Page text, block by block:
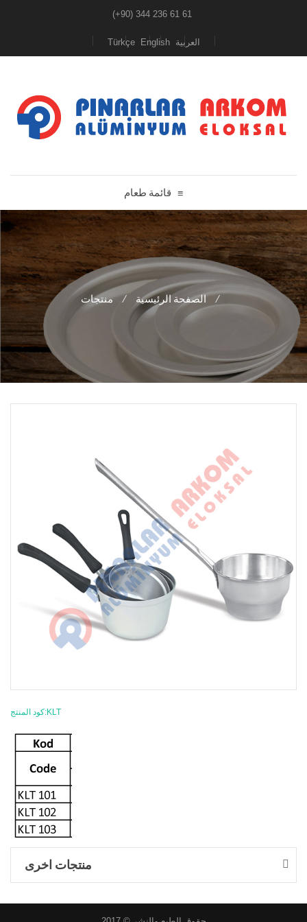
(+90) 344 236 61 61
Türkçe English العربية
≡
الصفحة الرئيسية / منتجات /
كود المنتج:KLT
منتجات اخرى